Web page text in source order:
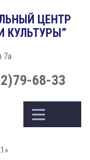
ЦЕНТР
КУЛЬТУРЫ”
7а
68-33